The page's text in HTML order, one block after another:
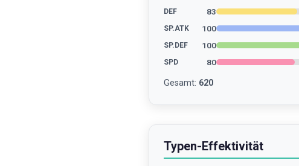
DEF 83
SP.ATK 100
SP.DEF 100
SPD 80
Gesamt: 620
Typen-Effektivität